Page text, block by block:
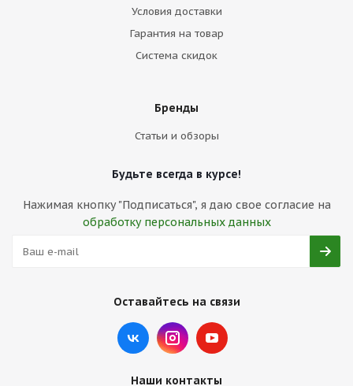
Условия доставки
Гарантия на товар
Система скидок
Бренды
Статьи и обзоры
Будьте всегда в курсе!
Нажимая кнопку "Подписаться", я даю свое согласие на
обработку персональных данных
Оставайтесь на связи
Наши контакты